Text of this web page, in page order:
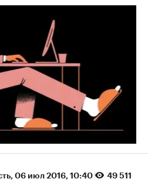
06 июл 2016, 10:40 49 511